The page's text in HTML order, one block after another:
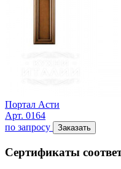
Портал Асти
Арт. 0164
по запросу
Заказать
Сертификаты